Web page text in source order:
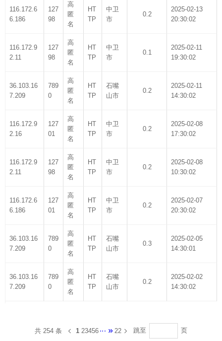
116.172.6
6.186
127
98
高
匿
名
HT
TP
中卫
市
0.2
2025-02-13
20:30:02
116.172.9
2.11
127
98
高
匿
名
HT
TP
中卫
市
0.1
2025-02-11
19:30:02
36.103.16
7.209
789
0
高
匿
名
HT
TP
石嘴
山市
0.2
2025-02-11
14:30:02
116.172.9
2.16
127
01
高
匿
名
HT
TP
中卫
市
0.2
2025-02-08
17:30:02
116.172.9
2.11
127
98
高
匿
名
HT
TP
中卫
市
0.2
2025-02-08
10:30:02
116.172.6
6.186
127
01
高
匿
名
HT
TP
中卫
市
0.2
2025-02-07
20:30:02
36.103.16
7.209
789
0
高
匿
名
HT
TP
石嘴
山市
0.3
2025-02-05
14:30:01
36.103.16
7.209
789
0
高
匿
名
HT
TP
石嘴
山市
0.2
2025-02-02
14:30:02
共 254 条 1 23456 22 跳至 页